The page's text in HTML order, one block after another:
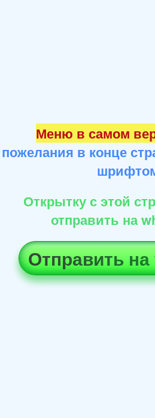
Меню в самом
пожелания в конце
Открытку с этой
отправить на
Отправить